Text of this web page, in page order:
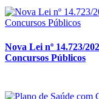
Nova Lei nº 14.723/
Concursos Públicos